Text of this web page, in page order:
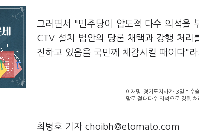
그러면서 "민주당이 압도적 다수 의석을
CTV 설치 법안의 당론 채택과 강행 처
진하고 있음을 국민께 체감시킬 때이다"라
이재명 경기도지사가 3일 "'수
말로 절대다수 의석으로 강행
최병호 기자 choibh@etomato.com